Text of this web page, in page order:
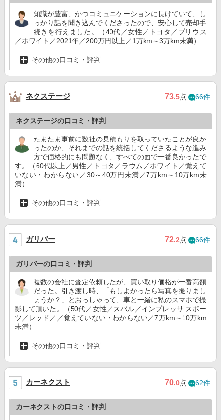
知識が豊富、かつコミュニケーションに長けていて、し
っかり話を聞き込んでくださったので、安心して売却手
続きを行えました。（40代／女性／トヨタ／プリウス
／ホワイト／2021年／200万円以上／1万km～3万km未満）
その他の口コミ・評判
ネクステージ 73.5点 66件
ネクステージの口コミ・評判
たまたま事前に数社の見積もりを取っていたことが良か
ったのか、それまでの話を統括してくださるような進み
方で価格的にも問題なく、すべての面で一番良かったで
す。（60代以上／男性／トヨタ／ラウム／ホワイト／覚えて
いない・わからない／30～40万円未満／7万km～10万km未
満）
その他の口コミ・評判
ガリバー 72.2点 66件
ガリバーの口コミ・評判
複数の会社に査定依頼したが、買い取り価格が一番高額
だった。引き渡し時、「もしよかったら写真を撮りまし
ょうか？」とおっしゃって、車と一緒に私のスマホで撮
影して頂いた。（50代／女性／スバル／インプレッサ スポー
ツ／レッド／／覚えていない・わからない／7万km～10万km
未満）
その他の口コミ・評判
カーネクスト 70.0点 62件
カーネクストの口コミ・評判